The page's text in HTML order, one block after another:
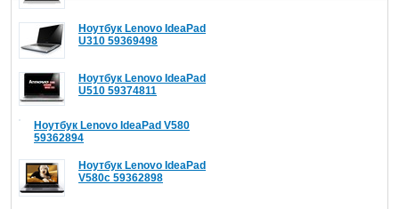
Ноутбук Lenovo IdeaPad
U310 59369498
Ноутбук Lenovo IdeaPad
U510 59374811
Ноутбук Lenovo IdeaPad V580
59362894
Ноутбук Lenovo IdeaPad
V580c 59362898